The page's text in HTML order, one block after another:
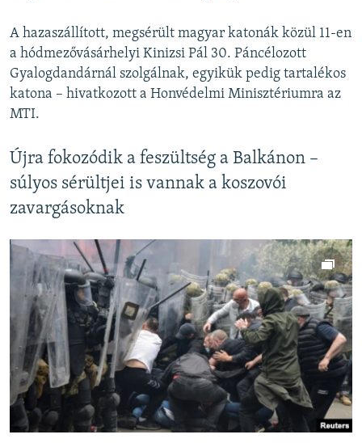
A hazaszállított, megsérült magyar katonák közül 11-en
a hódmezővásárhelyi Kinizsi Pál 30. Páncélozott
Gyalogdandárnál szolgálnak, egyikük pedig tartalékos
katona – hivatkozott a Honvédelmi Minisztériumra az
MTI.
Újra fokozódik a feszültség a Balkánon –
súlyos sérültjei is vannak a koszovói
zavargásoknak